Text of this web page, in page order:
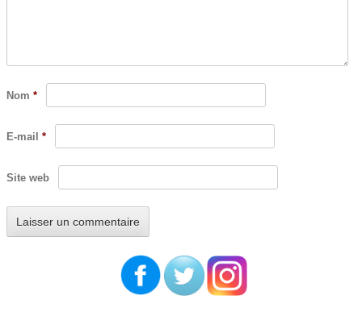
Nom *
E-mail *
Site web